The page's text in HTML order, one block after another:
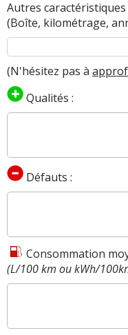
Autres caractéristiques
(Boîte, kilométrage,
(N'hésitez pas à
Qualités :
Défauts :
Consommation
(L/100 km ou kWh/